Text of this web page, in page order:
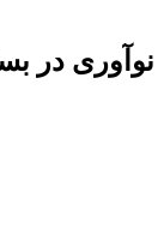
نوآوری در